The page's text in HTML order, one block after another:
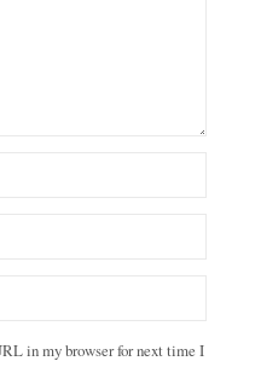
in my browser for next time I